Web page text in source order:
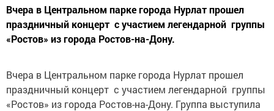
Вчера в Центральном парке города Нурлат прошел
праздничный концерт с участием легендарной группы
«Ростов» из города Ростов-на-Дону.
Вчера в Центральном парке города Нурлат прошел
праздничный концерт с участием легендарной группы
«Ростов» из города Ростов-на-Дону. Группа выступила